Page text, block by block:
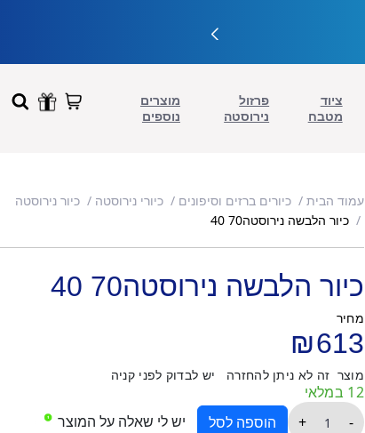
ציוד
מטבח
פרזול
נירוסטה
מוצרים
נוספים
עמוד הבית כיורים ברזים וסיפונים כיורי נירוסטה כיור נירוסטה
כיור הלבשה נירוסטה70 40
כיור הלבשה נירוסטה70 40
מחיר
₪613
מוצר זה לא ניתן להחזרה יש לבדוק לפני קניה
12 במלאי
-
כמות
+ הוספה לסל יש לי שאלה על המוצר